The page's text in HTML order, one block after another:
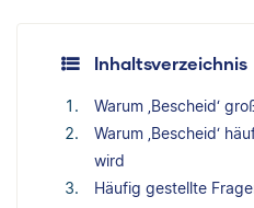
Inhaltsverzeichnis
Warum ‚Bescheid‘
Warum ‚Bescheid‘
wird
Häufig gestellte